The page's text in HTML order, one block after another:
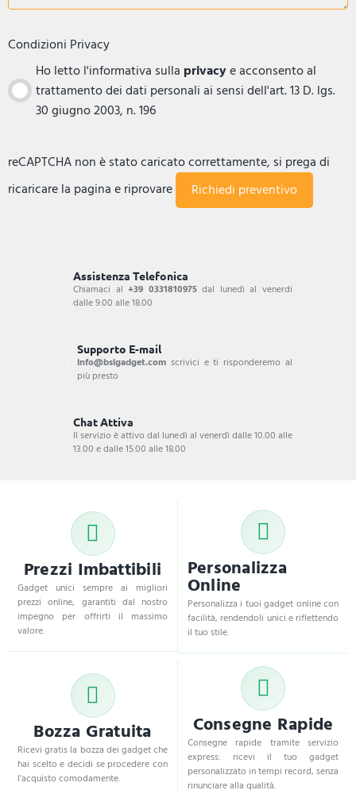
Condizioni Privacy
Ho letto l'informativa sulla privacye acconsento al
trattamento dei dati personali ai sensi dell'art. 13 D. lgs.
30 giugno 2003, n. 196
reCAPTCHA non è stato caricato correttamente, si prega di
ricaricare la pagina e riprovare
Assistenza Telefonica
Chiamaci al+39 0331810975dal lunedì al venerdi
dalle 9.00 alle 18.00
Supporto E-mail
info@bsigadget.com scrivici e ti risponderemo al
più presto
Chat Attiva
Il servizio è attivo dal lunedì al venerdì dalle 10.00 alle
13.00 e dalle 15.00 alle 18.00
Prezzi Imbattibili
Gadget unici sempre ai migliori
prezzi online, garantiti dal nostro
impegno per offrirti il massimo
valore.
Personalizza
Online
Personalizza i tuoi gadget online con
facilità, rendendoli unici e riflettendo
il tuo stile.
Bozza Gratuita
Ricevi gratis la bozza dei gadget che
hai scelto e decidi se procedere con
l'acquisto comodamente.
Consegne Rapide
Consegne rapide tramite servizio
express: ricevi il tuo gadget
personalizzato in tempi record, senza
rinunciare alla qualità.